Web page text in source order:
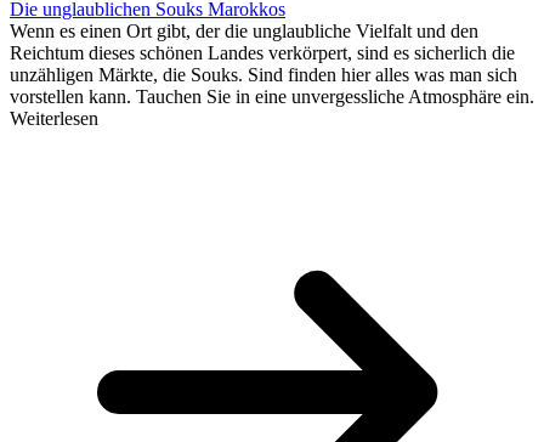
Die unglaublichen Souks Marokkos
Wenn es einen Ort gibt, der die unglaubliche Vielfalt und den
Reichtum dieses schönen Landes verkörpert, sind es sicherlich die
unzähligen Märkte, die Souks. Sind finden hier alles was man sich
vorstellen kann. Tauchen Sie in eine unvergessliche Atmosphäre ein.
Weiterlesen